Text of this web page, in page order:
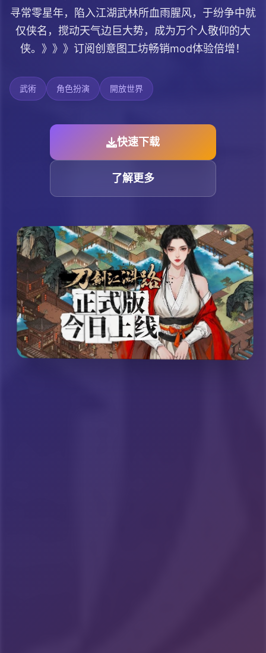
寻常零星年，陷入江湖武林所血雨腥风，于纷争中就
仅侠名，搅动天气边巨大势，成为万个人敬仰的大
侠。》》》订阅创意图工坊畅销mod体验倍增！
武術 角色扮演 開放世界
快速下载
了解更多